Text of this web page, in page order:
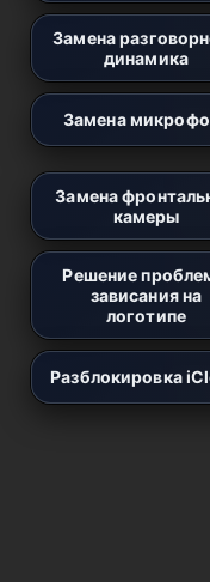
Замена
динамика
Замена
Замена
камеры
Решение
зависания на
логотипе
Разблокировка